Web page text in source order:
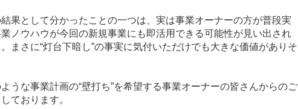
果として分かったことの一つは、実は事業オーナーの方が普段実
ノウハウが今回の新規事業にも即活用できる可能性が見い出され
まさに“灯台下暗し”の事実に気付いただけでも大きな価値がありそ
うな事業計画の“壁打ち”を希望する事業オーナーの皆さんからのご
ております。